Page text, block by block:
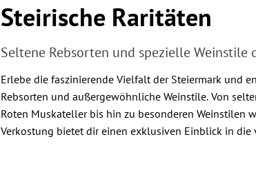
Qualität und Innovation aufgeholt haben. Erfahre
Klimaverhältnisse oder autochthone Rebsorten.
Steirische Raritäten
Seltene Rebsorten und spezielle Weinstile
Erlebe die faszinierende Vielfalt der Steiermark und
Rebsorten und außergewöhnliche Weinstile. Von
Roten Muskateller bis hin zu besonderen Weinstilen
Verkostung bietet dir einen exklusiven Einblick in